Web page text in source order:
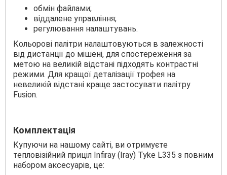
обмін файлами;
віддалене управління;
регулювання налаштувань.
Кольорові палітри налаштовуються в залежності
від дистанції до мішені, для спостереження за
метою на великій відстані підходять контрастні
режими. Для кращої деталізації трофея на
невеликій відстані краще застосувати палітру
Fusion.
Комплектація
Купуючи на нашому сайті, ви отримуєте
тепловізійний приціл Infiray (Iray) Tyke L335 з повним
набором аксесуарів, це: